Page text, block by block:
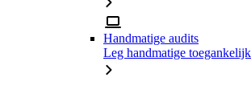
Handmatige audits
Leg handmatige